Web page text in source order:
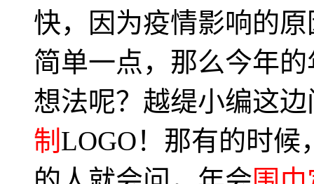
快，因为疫情影响的
简单一点，那么今年
想法呢？越缇小编这
制 LOGO！那有的时